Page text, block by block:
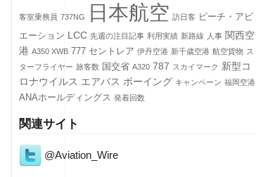
客室乗務員 737NG 日本航空 訪日客
ピーチ・アビ
エーション LCC 先週の注目記事 利用実績 新路線 人事 関西空
港 A350 XWB 777 セントレア 伊丹空港 新千歳空港 航空貨物 ス
ターフライヤー 旅客数 国交省 A320 787 スカイマーク 新型コ
ロナウイルス エアバス ボーイング キャンペーン 福岡空港
ANAホールディングス 発着回数
関連サイト
@Aviation_Wire